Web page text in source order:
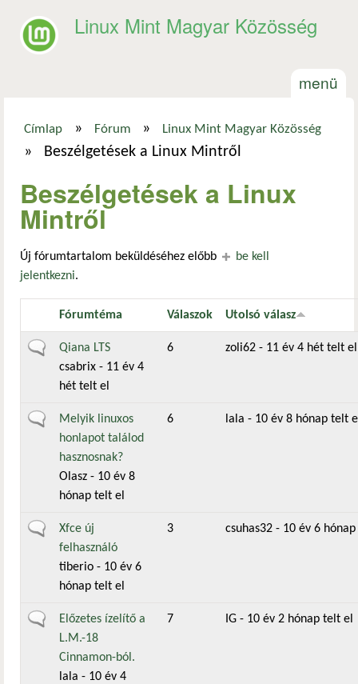
Linux Mint Magyar Közösség
menü
Jelenlegi hely
Címlap » Fórum » Linux Mint Magyar Közösség
» Beszélgetések a Linux Mintről
Beszélgetések a Linux
Mintről
Új fórumtartalom beküldéséhez előbb
be kell
jelentkezni.
Fórumtéma Válaszok Utolsó válasz
Általános téma
Qiana LTS
csabrix - 11 év 4
hét telt el
6 zoli62 - 11 év 4 hét telt el
Általános téma
Melyik linuxos
honlapot találod
hasznosnak?
Olasz - 10 év 8
hónap telt el
6 lala - 10 év 8 hónap telt
Általános téma
Xfce új
felhasználó
tiberio - 10 év 6
hónap telt el
3 csuhas32 - 10 év 6
Általános téma
Előzetes ízelítő a
L.M.-18
Cinnamon-ból.
lala - 10 év 4
7 IG - 10 év 2 hónap telt el